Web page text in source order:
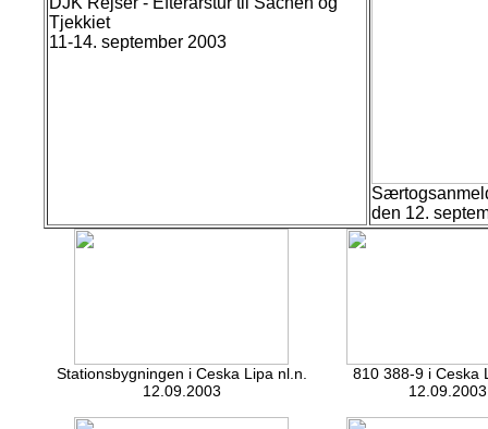
Tjekkiet
11-14. september 2003
den 12.
Stationsbygningen i Ceska Lipa nl.n.
12.09.2003
810 388-9 i Ceska
12.09.2003